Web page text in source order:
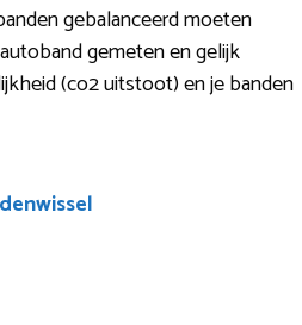
gebalanceerd moeten
gemeten en gelijk
(co2 uitstoot) en je banden